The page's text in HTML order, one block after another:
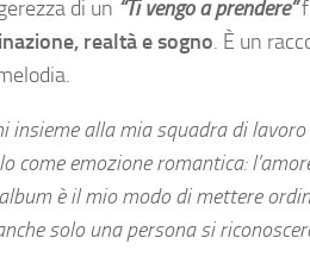
di un “Ti vengo a prendere”
realtà e sogno. È un
insieme alla mia squadra di
emozione romantica:
è il mio modo di mettere
solo una persona si